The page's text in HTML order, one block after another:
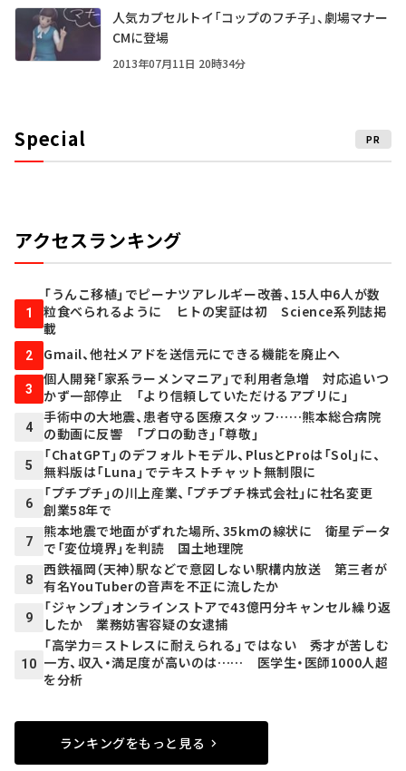
人気カプセルトイ「コップのフチ子」、劇場マナー
CMに登場
2013年07月11日 20時34分
Special PR
アクセスランキング
1
「うんこ移植」でピーナツアレルギー改善、15人中6人が数
粒食べられるように ヒトの実証は初 Science系列誌掲
載
2 Gmail、他社メアドを送信元にできる機能を廃止へ
3
個人開発「家系ラーメンマニア」で利用者急増 対応追いつ
かず一部停止 「より信頼していただけるアプリに」
4
手術中の大地震、患者守る医療スタッフ……熊本総合病院
の動画に反響 「プロの動き」「尊敬」
5
「ChatGPT」のデフォルトモデル、PlusとProは「Sol」に、
無料版は「Luna」でテキストチャット無制限に
6
「プチプチ」の川上産業、「プチプチ株式会社」に社名変更
創業58年で
7
熊本地震で地面がずれた場所、35kmの線状に 衛星データ
で「変位境界」を判読 国土地理院
8
西鉄福岡（天神）駅などで意図しない駅構内放送 第三者が
有名YouTuberの音声を不正に流したか
9
「ジャンプ」オンラインストアで43億円分キャンセル繰り返
したか 業務妨害容疑の女逮捕
10
「高学力＝ストレスに耐えられる」ではない 秀才が苦しむ
一方、収入・満足度が高いのは…… 医学生・医師1000人超
を分析
ランキングをもっと見る